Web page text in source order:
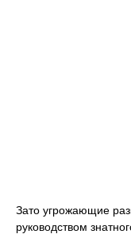
Зато угрожающие
руководством